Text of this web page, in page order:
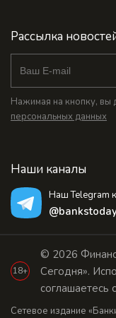
Рассылка
Нажимая на кнопку, вы
персональных данных
Наши каналы
Наш Telegram
18+
© 2026
Сегодня».
соглашаетесь с
Сетевое издание